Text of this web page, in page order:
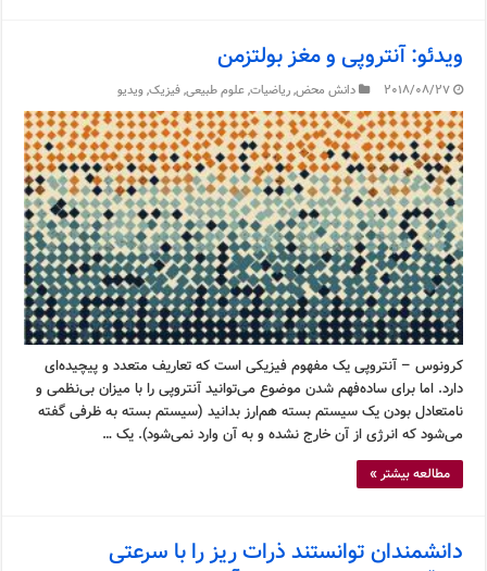
ویدئو: آنتروپی و مغز بولتزمن
2018/08/27 دانش محض,ریاضیات,علوم طبیعی,فیزیک,ویدیو
کرونوس – آنتروپی یک مفهوم فیزیکی است که تعاریف متعدد و پیچیده‌ای
دارد. اما برای ساده‌فهم شدن موضوع می‌توانید آنتروپی را با میزان بی‌نظمی و
نامتعادل بودن یک سیستم بسته هم‌ارز بدانید (سیستم بسته به ظرفی گفته
می‌شود که انرژی از آن خارج نشده و به آن وارد نمی‌شود). یک …
مطالعه بیشتر »
دانشمندان توانستند ذرات ریز را با سرعتی